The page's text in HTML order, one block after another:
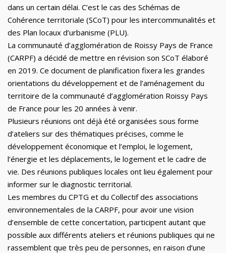
dans un certain délai. C’est le cas des Schémas de
Cohérence territoriale (SCoT) pour les intercommunalités et
des Plan locaux d’urbanisme (PLU).
La communauté d’agglomération de Roissy Pays de France
(CARPF) a décidé de mettre en révision son SCoT élaboré
en 2019. Ce document de planification fixera les grandes
orientations du développement et de l’aménagement du
territoire de la communauté d’agglomération Roissy Pays
de France pour les 20 années à venir.
Plusieurs réunions ont déjà été organisées sous forme
d’ateliers sur des thématiques précises, comme le
développement économique et l’emploi, le logement,
l’énergie et les déplacements, le logement et le cadre de
vie. Des réunions publiques locales ont lieu également pour
informer sur le diagnostic territorial.
Les membres du CPTG et du Collectif des associations
environnementales de la CARPF, pour avoir une vision
d’ensemble de cette concertation, participent autant que
possible aux différents ateliers et réunions publiques qui ne
rassemblent que très peu de personnes, en raison d’une